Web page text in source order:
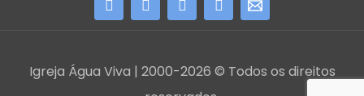
Igreja Água Viva | 2000-2026 © Todos os direitos